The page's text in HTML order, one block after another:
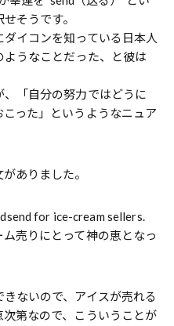
そうです。
イコンを知っている日本人
うなことだった、と彼は
「自分の努力ではどうに
った」というようなニュア
ありました。
for ice-cream sellers.
ム売りにとって神の恵となっ
ないので、アイスが売れる
第なので、こういうことが